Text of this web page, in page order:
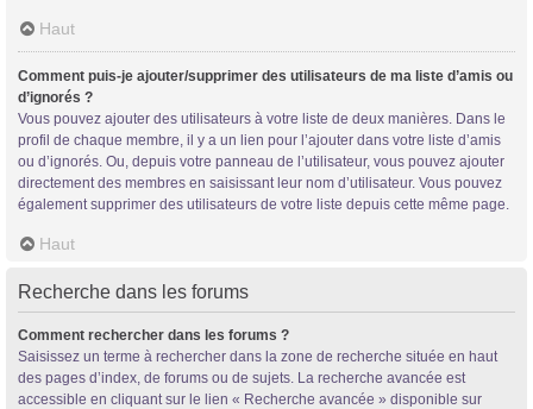
Haut
Comment puis-je ajouter/supprimer des utilisateurs de ma liste d’amis ou
d’ignorés ?
Vous pouvez ajouter des utilisateurs à votre liste de deux manières. Dans le
profil de chaque membre, il y a un lien pour l’ajouter dans votre liste d’amis
ou d’ignorés. Ou, depuis votre panneau de l’utilisateur, vous pouvez ajouter
directement des membres en saisissant leur nom d’utilisateur. Vous pouvez
également supprimer des utilisateurs de votre liste depuis cette même page.
Haut
Recherche dans les forums
Comment rechercher dans les forums ?
Saisissez un terme à rechercher dans la zone de recherche située en haut
des pages d’index, de forums ou de sujets. La recherche avancée est
accessible en cliquant sur le lien « Recherche avancée » disponible sur